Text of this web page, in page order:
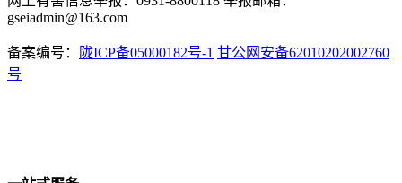
gseiadmin@163.com
备案编号： 陇ICP备05000182号-1 甘公网安备62010202002760
号